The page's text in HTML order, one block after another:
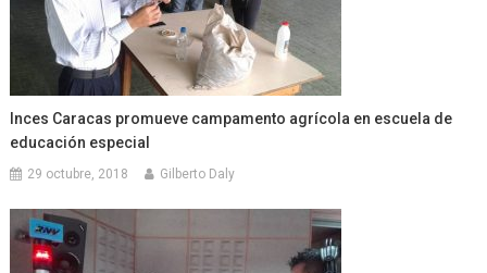
Inces Caracas promueve campamento agrícola en escuela de
educación especial
29 octubre, 2018 Gilberto Daly